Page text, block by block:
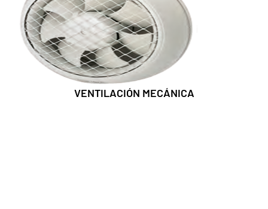
VENTILACIÓN MECÁNICA